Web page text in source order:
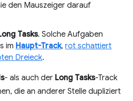
den Mauszeiger darauf
Tasks. Solche Aufgaben
im Haupt-Track, rot schattiert
Dreieck.
- als auch der Long Tasks-Track
die an anderer Stelle dupliziert